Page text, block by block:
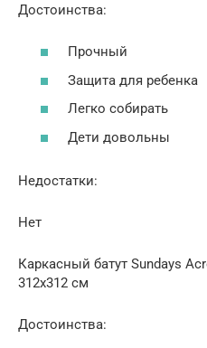
Достоинства:
Прочный
Защита для ребенка
Легко собирать
Дети довольны
Недостатки:
Нет
Каркасный батут Sundays
312х312 см
Достоинства: